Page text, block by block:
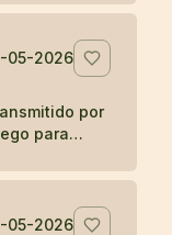
05-2026
por
para
05-2026